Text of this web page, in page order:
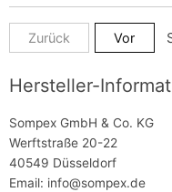
Zurück Vor
Hersteller-
Sompex GmbH & Co. KG
Werftstraße 20-22
40549 Düsseldorf
Email: info@sompex.de